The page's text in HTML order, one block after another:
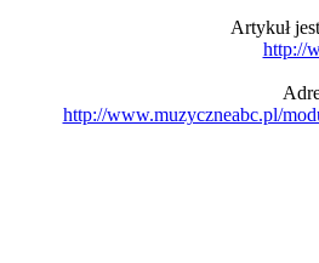
Artykuł
http://
http://www.muzyczneabc.pl/